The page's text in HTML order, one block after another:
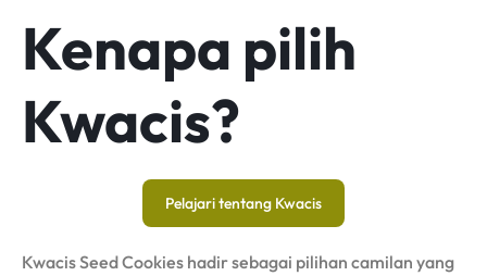
Kenapa pilih
Kwacis?
Pelajari tentang Kwacis
Kwacis Seed Cookies hadir sebagai pilihan camilan yang